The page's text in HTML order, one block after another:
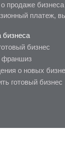
платеж,
бизнеса
бизнес
франшиз
о новых
готовый бизнес